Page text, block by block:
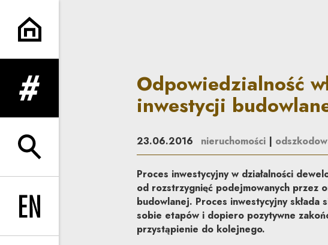
Odpowiedzialność władzy
rozwiń menu
rozwiń wyszukiwarkę
Change language to EN
Odpowiedzialność
inwestycji
23.06.2016 nieruchomości|
Proces inwestycyjny w działalności
od rozstrzygnięć podejmowanych przez
budowlanej. Proces inwestycyjny
sobie etapów i dopiero pozytywne
przystąpienie do kolejnego.